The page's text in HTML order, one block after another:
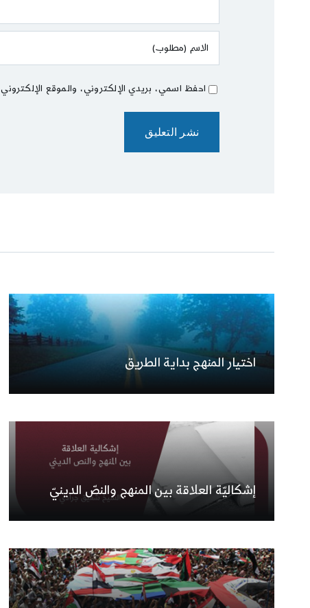
احفظ اسمي، بريدي الإلكتروني، والموقع
اختيار المنهج بداية الطريق
إشكاليّة العلاقة بين المنهج والنصّ الدينيّ